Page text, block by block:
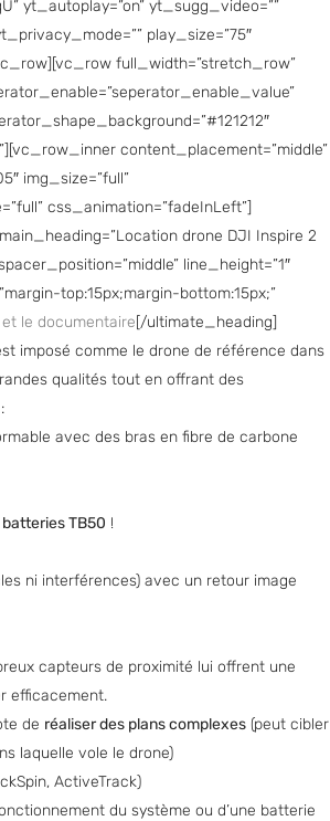
yt_autoplay=”on” yt_sugg_video=””
play_size=”75″
full_width=”stretch_row”
content_placement=”middle”
img_size=”full”
css_animation=”fadeInLeft”]
drone DJI Inspire 2
line_height=”1″
top:15px;margin-bottom:15px;”
le documentaire[/ultimate_heading]
imposé comme le drone de référence dans
qualités tout en offrant des
avec des bras en fibre de carbone
TB50 !
ni interférences) avec un retour image
capteurs de proximité lui offrent une
efficacement.
de réaliser des plans complexes(peut cibler
laquelle vole le drone)
ActiveTrack)
du système ou d’une batterie